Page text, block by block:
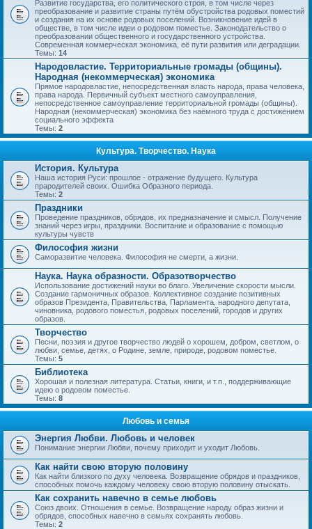
Развитие государства, его политического строя, в том числе через
преобразование и развитие страны путём обустройства родовых поместий
и создания на их основе родовых поселений. Возникновение идей в
обществе, в том числе идеи о родовом поместье. Законодательство о
преобразовании общественного и государственного устройства.
Современная коммерческая экономика, её пути развития или деградации.
Темы: 14
Народовластие. Территориальные громады (общины).
Народная (некоммерческая) экономика
Прямое народовластие, непосредственная власть народа, права человека,
права народа. Первичный субъект местного самоуправления,
непосредственное самоуправление территориальной громады (общины).
Народная (некоммерческая) экономика без наёмного труда с достижением
социального эффекта
Темы: 2
Культура. Творчество. Наука
История. Культура
Наша история Руси: прошлое - отражение будущего. Культура
прародителей своих. Ошибка Образного периода.
Темы: 2
Праздники
Проведение праздников, обрядов, их предназначение и смысл. Получение
знаний через игры, праздники. Воспитание и образование с помощью
культуры чувств
Философия жизни
Саморазвитие человека. Философия не смерти, а жизни.
Наука. Наука образности. Образотворчество
Использование достижений науки во благо. Увеличение скорости мысли.
Создание гармоничных образов. Коллективное создание позитивных
образов Президента, Правительства, Парламента, народного депутата,
чиновника, родового поместья, родовых поселений, городов и других
образов.
Творчество
Песни, поэзия и другое творчество людей о хорошем, добром, светлом, о
любви, семье, детях, о Родине, земле, природе, родовом поместье.
Темы: 5
Библиотека
Хорошая и полезная литература. Статьи, книги, и т.п., поддерживающие
идею о родовом поместье.
Темы: 8
Любовь и семья
Энергия Любви. Любовь и человек
Понимание энергии Любви, почему приходит и уходит Любовь.
Как найти свою вторую половину
Как найти близкого по духу человека. Возвращение обрядов и праздников,
способных помочь каждому человеку свою вторую половину отыскать.
Как сохранить навечно в семье любовь
Союз двоих. Отношения в семье. Возвращение народу образ жизни и
обрядов, способных навечно в семьях сохранять любовь.
Темы: 2